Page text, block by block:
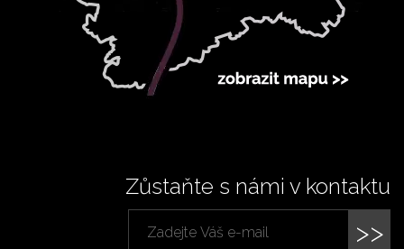
Zůstaňte s námi v kontaktu
>>